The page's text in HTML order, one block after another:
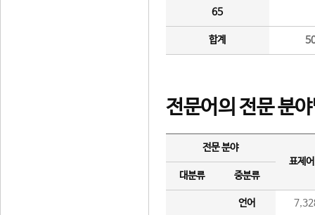
65
합계
전문어의 전문 분
전문 분야
표제
대분류
중분류
언어